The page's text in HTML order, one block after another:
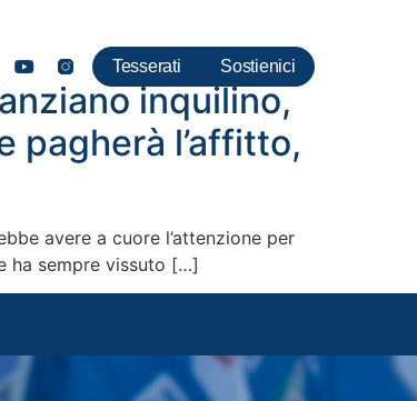
Tesserati Sostienici
inquilino,
pagherà l’affitto,
avere a cuore l’attenzione per
ha sempre vissuto […]